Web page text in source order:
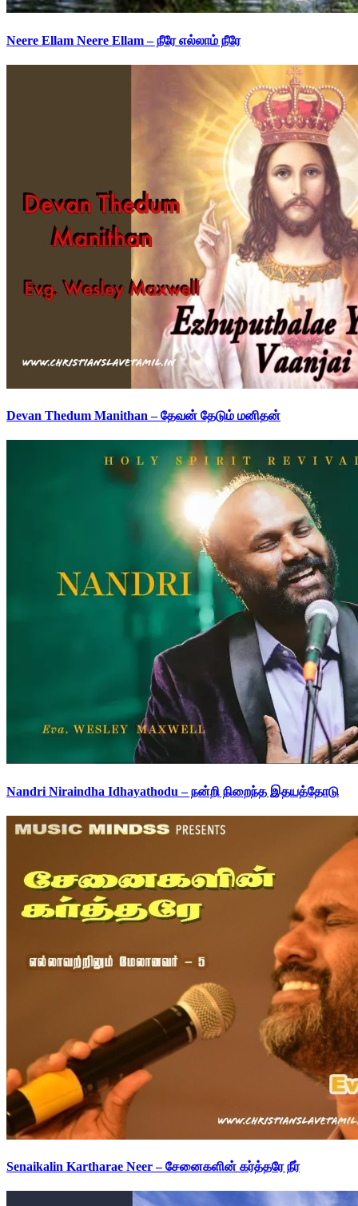
Neere Ellam Neere Ellam – நீரே எல்லாம் நீரே
Devan Thedum Manithan – தேவன் தேடும் மனிதன்
Nandri Niraindha Idhayathodu – நன்றி நிறைந்த இதயத்தோடு
Senaikalin Kartharae Neer – சேனைகளின் கர்த்தரே நீர்